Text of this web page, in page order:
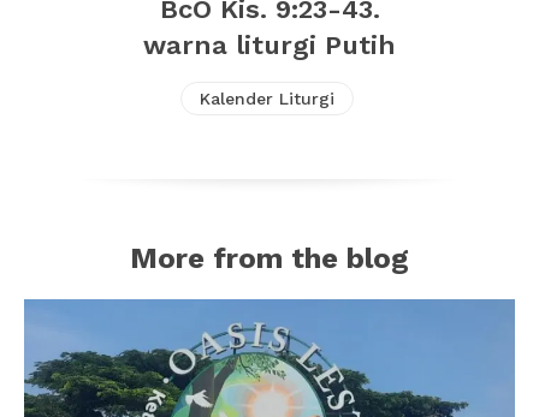
BcO Kis. 9:23-43.
warna liturgi Putih
Kalender Liturgi
More from the blog